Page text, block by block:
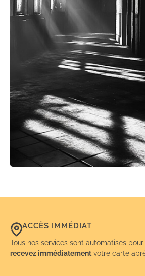
ACCÈS IMMÉDIAT
Tous nos services sont automatisés
recevez immédiatement votre carte